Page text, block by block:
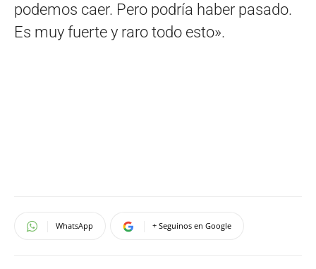
podemos caer. Pero podría haber pasado.
Es muy fuerte y raro todo esto».
WhatsApp + Seguinos en Google